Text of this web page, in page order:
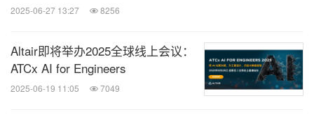
2025-06-27 13:27 8256
Altair即将举办2025全球线上会议：
ATCx AI for Engineers
2025-06-19 11:05 7049